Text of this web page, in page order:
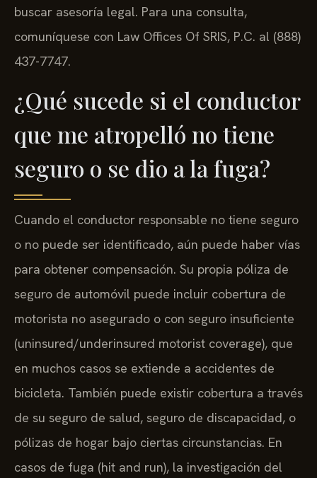
buscar asesoría legal. Para una consulta,
comuníquese con Law Offices Of SRIS, P.C. al (888)
437-7747.
¿Qué sucede si el conductor
que me atropelló no tiene
seguro o se dio a la fuga?
Cuando el conductor responsable no tiene seguro
o no puede ser identificado, aún puede haber vías
para obtener compensación. Su propia póliza de
seguro de automóvil puede incluir cobertura de
motorista no asegurado o con seguro insuficiente
(uninsured/underinsured motorist coverage), que
en muchos casos se extiende a accidentes de
bicicleta. También puede existir cobertura a través
de su seguro de salud, seguro de discapacidad, o
pólizas de hogar bajo ciertas circunstancias. En
casos de fuga (hit and run), la investigación del